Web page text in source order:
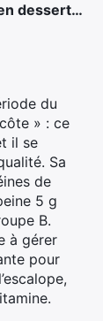
dessert…
du
» : ce
il se
Sa
de
5 g
B.
à gérer
pour